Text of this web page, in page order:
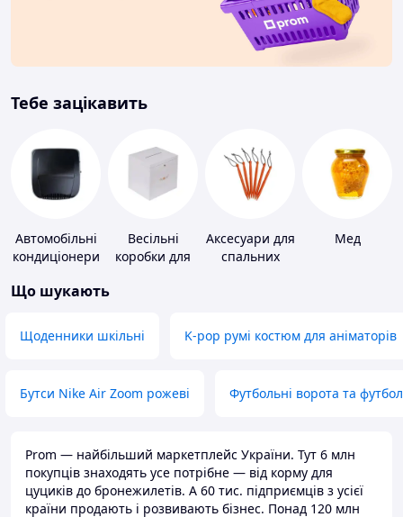
Тебе зацікавить
Автомобільні
кондиціонери
Весільні
коробки для
Аксесуари для
спальних
Мед
Що шукають
Щоденники шкільні K-pop румі костюм для аніматорів
Бутси Nike Air Zoom рожеві Футбольні ворота та
Prom — найбільший маркетплейс України. Тут 6 млн
покупців знаходять усе потрібне — від корму для
цуциків до бронежилетів. А 60 тис. підприємців з усієї
країни продають і розвивають бізнес. Понад 120 млн